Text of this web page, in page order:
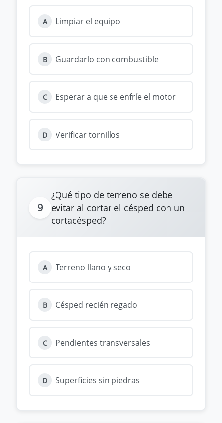
A Limpiar el equipo
B Guardarlo con combustible
C Esperar a que se enfríe el motor
D Verificar tornillos
9
¿Qué tipo de terreno se debe
evitar al cortar el césped con un
cortacésped?
A Terreno llano y seco
B Césped recién regado
C Pendientes transversales
D Superficies sin piedras